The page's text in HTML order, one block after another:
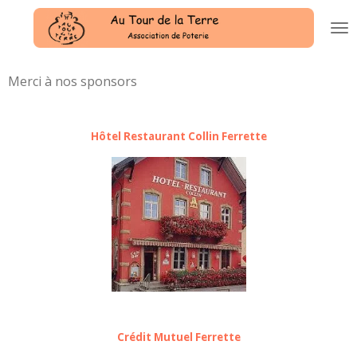
Passer
principal
Merci à nos sponsors
Hôtel Restaurant Collin Ferrette
Crédit Mutuel Ferrette